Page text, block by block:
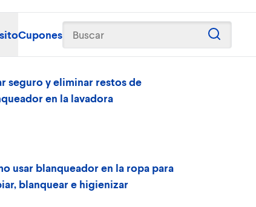
Cupones Buscar
seguro y eliminar restos de
en la lavadora
usar blanqueador en la ropa para
blanquear e higienizar